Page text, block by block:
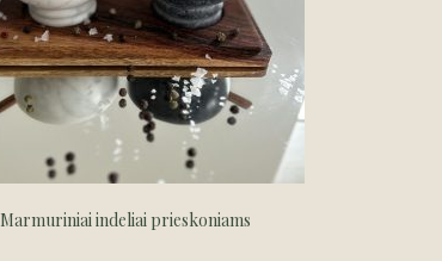
Marmuriniai indeliai prieskoniams